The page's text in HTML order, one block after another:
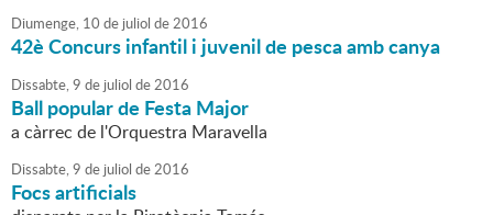
Diumenge, 10 de juliol de2016
42è Concurs infantil i juvenil de pesca amb canya
Dissabte,9 de juliol de2016
Ball popular de Festa Major
a càrrec de l'Orquestra Maravella
Dissabte,9 de juliol de2016
Focs artificials